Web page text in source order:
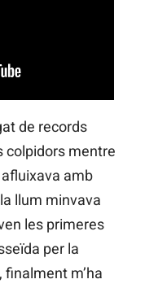
de records
colpidors mentre
amb
llum minvava
les primeres
per la
m’ha